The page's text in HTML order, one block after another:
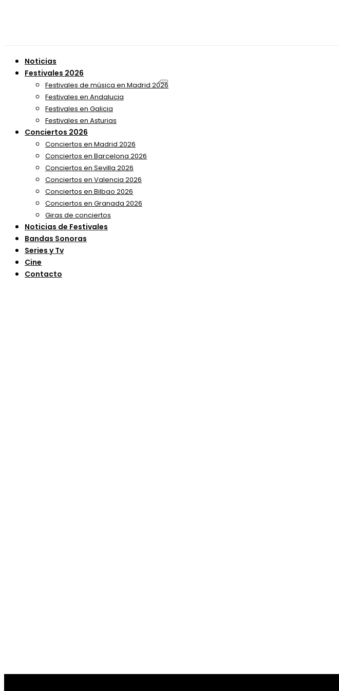
Noticias
Festivales 2026
Festivales de música en Madrid 2026
Festivales en Andalucia
Festivales en Galicia
Festivales en Asturias
Conciertos 2026
Conciertos en Madrid 2026
Conciertos en Barcelona 2026
Conciertos en Sevilla 2026
Conciertos en Valencia 2026
Conciertos en Bilbao 2026
Conciertos en Granada 2026
Giras de conciertos
Noticias de Festivales
Bandas Sonoras
Series y Tv
Cine
Contacto